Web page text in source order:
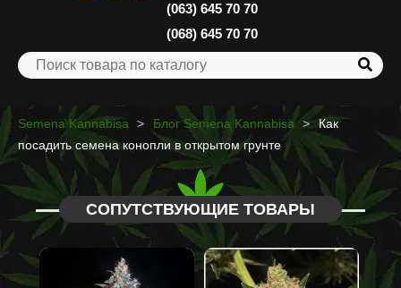
(063) 645 70 70
(068) 645 70 70
Semena Kannabisa Блог Semena Kannabisa
Как
посадить семена конопли в открытом грунте
СОПУТСТВУЮЩИЕ ТОВАРЫ